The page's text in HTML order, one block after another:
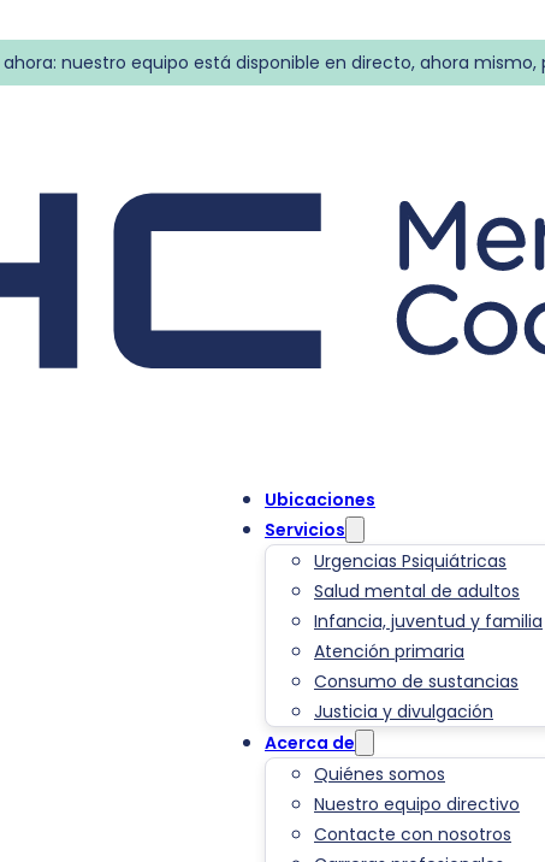
nuestro equipo está disponible en directo, ahora
Ubicaciones
Servicios
Urgencias Psiquiátricas
Salud mental de adultos
Infancia, juventud y familia
Atención primaria
Consumo de sustancias
Justicia y divulgación
Acerca de
Quiénes somos
Nuestro equipo directivo
Contacte con nosotros